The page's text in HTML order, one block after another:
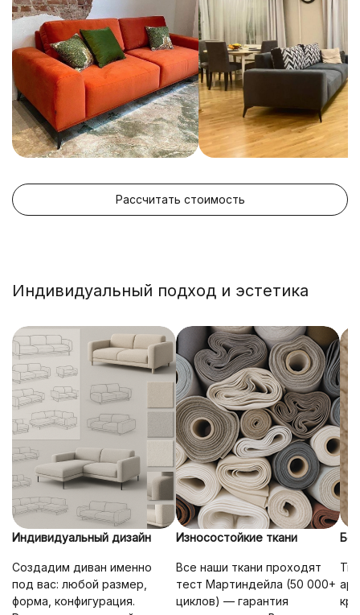
Рассчитать стоимость
Индивидуальный подход и эстетика
Индивидуальный дизайн
Создадим диван именно
под вас: любой размер,
форма, конфигурация.
Износостойкие ткани
Все наши ткани проходят
тест Мартиндейла (50 000+
циклов) — гарантия